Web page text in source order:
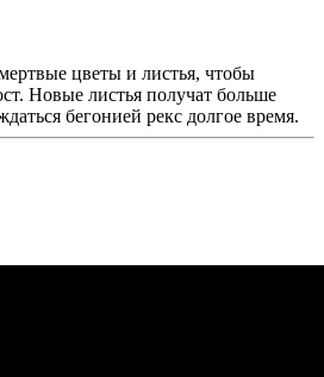
цветы и листья, чтобы
Новые листья получат больше
бегонией рекс долгое время.